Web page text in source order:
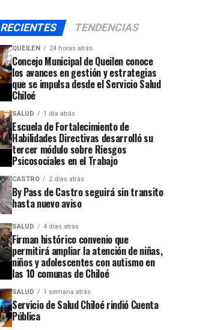
RECIENTES TENDENCIAS
QUEILEN 24 horas atrás
Concejo Municipal de Queilen conoce
los avances en gestión y estrategias
que se impulsa desde el Servicio Salud
Chiloé
SALUD 1 día atrás
Escuela de Fortalecimiento de
Habilidades Directivas desarrolló su
tercer módulo sobre Riesgos
Psicosociales en el Trabajo
CASTRO 2 días atrás
By Pass de Castro seguirá sin transito
hasta nuevo aviso
SALUD 4 días atrás
Firman histórico convenio que
permitirá ampliar la atención de niñas,
niños y adolescentes con autismo en
las 10 comunas de Chiloé
SALUD 1 semana atrás
Servicio de Salud Chiloé rindió Cuenta
Pública